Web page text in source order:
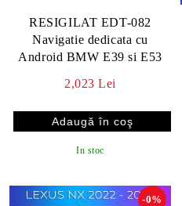
RESIGILAT EDT-082
Navigatie dedicata cu
Android BMW E39 si E53
2,023 Lei
In stoc
-0%